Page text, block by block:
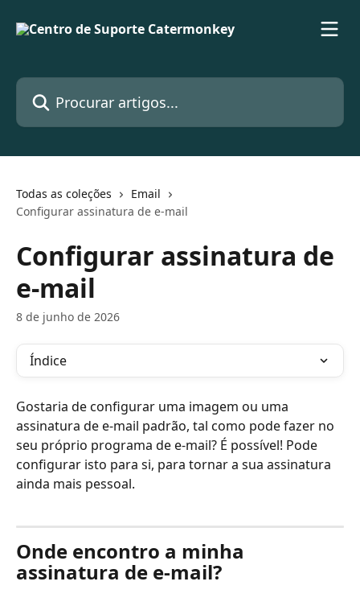
Procurar artigos...
Todas as coleções
Email
Configurar assinatura de e-mail
Configurar assinatura de
e-mail
8 de junho de 2026
Índice
Gostaria de configurar uma imagem ou uma
assinatura de e-mail padrão, tal como pode fazer no
seu próprio programa de e-mail? É possível! Pode
configurar isto para si, para tornar a sua assinatura
ainda mais pessoal.
Onde encontro a minha
assinatura de e-mail?